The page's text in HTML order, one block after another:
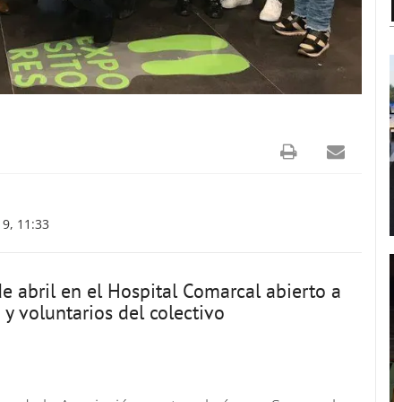
11:33
abril en el Hospital Comarcal abierto a
voluntarios del colectivo